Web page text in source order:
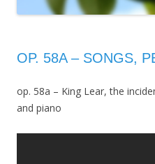
OP. 58A – SONGS,
op. 58a – King Lear, the
and piano